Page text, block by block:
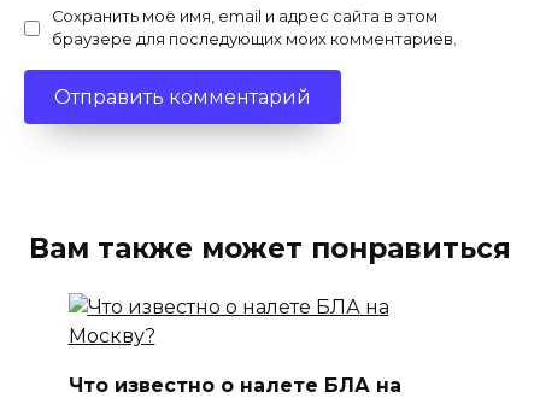
Сохранить моё имя, email и адрес сайта в этом
браузере для последующих моих комментариев.
Вам также может понравиться
Что известно о налете БЛА на